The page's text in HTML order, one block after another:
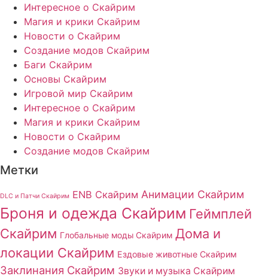
Интересное о Скайрим
Магия и крики Скайрим
Новости о Скайрим
Создание модов Скайрим
Баги Скайрим
Основы Скайрим
Игровой мир Скайрим
Интересное о Скайрим
Магия и крики Скайрим
Новости о Скайрим
Создание модов Скайрим
Метки
DLC и Патчи Скайрим ENB Скайрим Анимации Скайрим
Броня и одежда Скайрим Геймплей
Скайрим Глобальные моды Скайрим Дома и
локации Скайрим Ездовые животные Скайрим
Заклинания Скайрим Звуки и музыка Скайрим